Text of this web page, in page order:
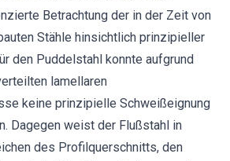
Betrachtung der in der Zeit von
Stähle hinsichtlich prinzipieller
den Puddelstahl konnte aufgrund
lamellaren
keine prinzipielle Schweißeignung
Dagegen weist der Flußstahl in
des Profilquerschnitts, den